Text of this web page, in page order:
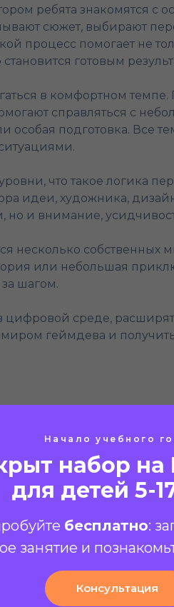
ребята знакомятся с
сюжет, выбирают
процесс помогает не
готовым
в комфортном
справляться с
особая подготовка. Все
что такое логика
идеи, художника,
но и внимание,
несколько собственных
или небольшая
шагом.
среде,
геймдева и
Начало учебного
набор на
для детей 5-
бесплатно:
занятие и
Консультация